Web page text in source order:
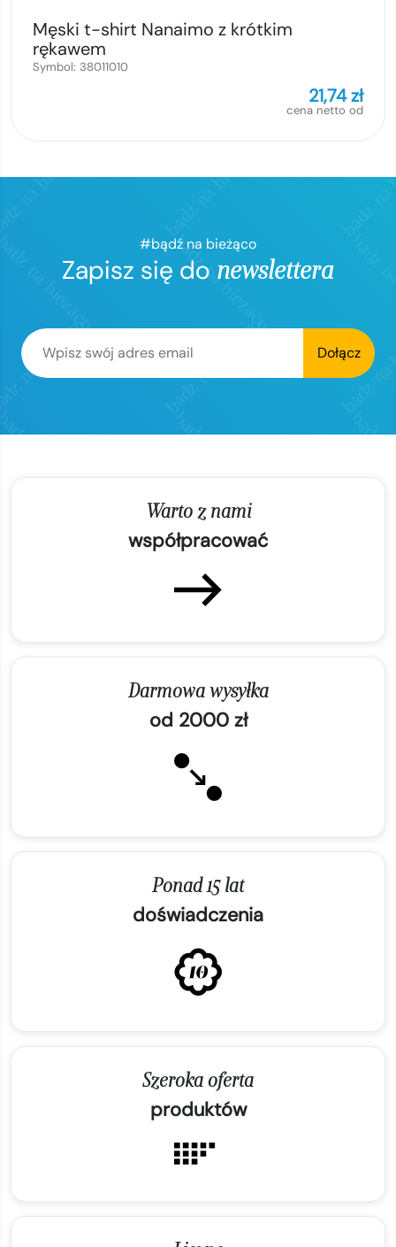
Męski t-shirt Nanaimo z krótkim
rękawem
Symbol: 38011010
21,74zł
cena netto od
#bądź na bieżąco
Zapisz się do newslettera
Dołącz
Warto z nami
współpracować
Darmowa wysyłka
od 2000 zł
Ponad 15 lat
doświadczenia
Szeroka oferta
produktów